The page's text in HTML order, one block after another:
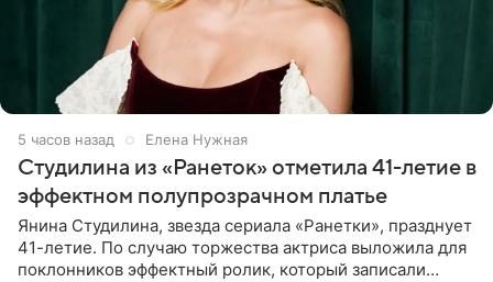
5 часов назад Елена Нужная
Студилина из «Ранеток» отметила 41-летие в
эффектном полупрозрачном платье
Янина Студилина, звезда сериала «Ранетки», празднует
41-летие. По случаю торжества актриса выложила для
поклонников эффектный ролик, который записали